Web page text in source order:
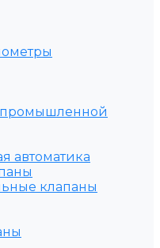
автоматика
клапаны